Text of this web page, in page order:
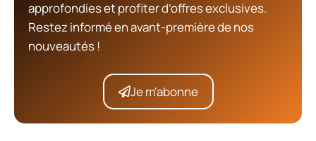
approfondies et profiter d’offres exclusives.
Restez informé en avant-première de nos
nouveautés !
Je m'abonne